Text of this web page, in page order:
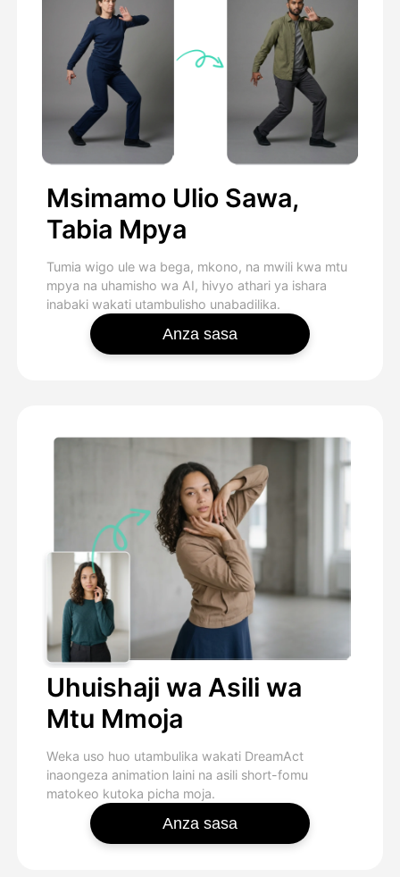
Msimamo Ulio Sawa,
Tabia Mpya
Tumia wigo ule wa bega, mkono, na mwili kwa mtu
mpya na uhamisho wa AI, hivyo athari ya ishara
inabaki wakati utambulisho unabadilika.
Anza sasa
Uhuishaji wa Asili wa
Mtu Mmoja
Weka uso huo utambulika wakati DreamAct
inaongeza animation laini na asili short-fomu
matokeo kutoka picha moja.
Anza sasa